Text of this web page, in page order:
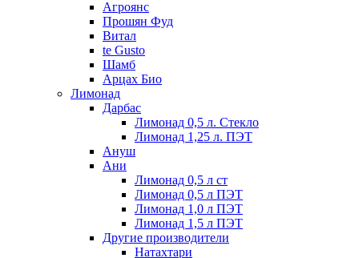
Агроянс
Прошян Фуд
Витал
te Gusto
Шамб
Арцах Био
Лимонад
Дарбас
Лимонад 0,5 л. Стекло
Лимонад 1,25 л. ПЭТ
Ануш
Ани
Лимонад 0,5 л ст
Лимонад 0,5 л ПЭТ
Лимонад 1,0 л ПЭТ
Лимонад 1,5 л ПЭТ
Другие производители
Натахтари